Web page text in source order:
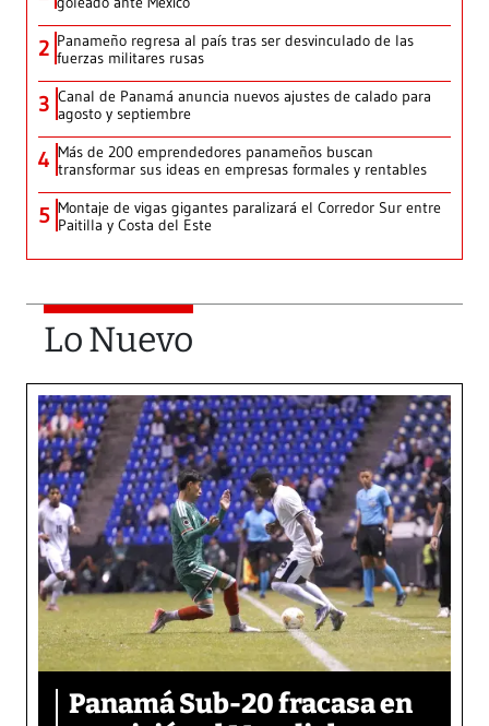
2 Panameño regresa al país tras ser desvinculado de las
fuerzas militares rusas
3 Canal de Panamá anuncia nuevos ajustes de calado para
agosto y septiembre
4 Más de 200 emprendedores panameños buscan
transformar sus ideas en empresas formales y rentables
5 Montaje de vigas gigantes paralizará el Corredor Sur entre
Paitilla y Costa del Este
Lo Nuevo
Panamá Sub-20 fracasa en